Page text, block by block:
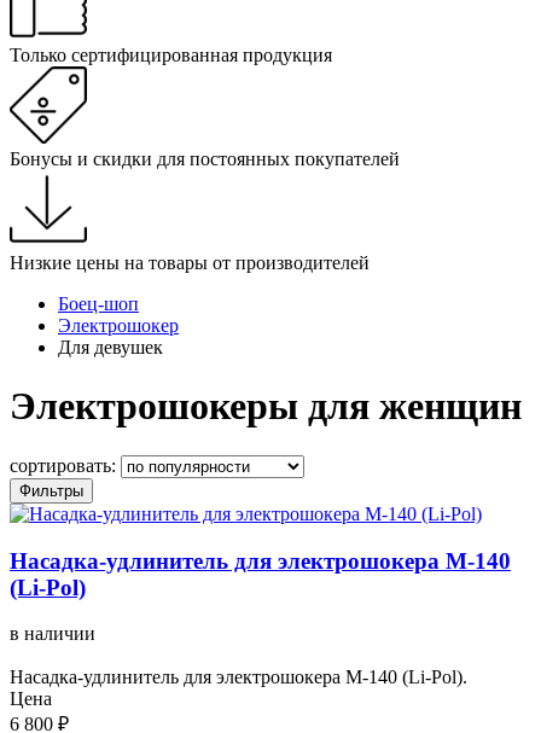
Только сертифицированная продукция
Бонусы и скидки для постоянных покупателей
Низкие цены на товары от производителей
Боец-шоп
Электрошокер
Для девушек
Электрошокеры для женщин
сортировать:
Фильтры
Насадка-удлинитель для электрошокера М-140
(Li-Pol)
в наличии
Насадка-удлинитель для электрошокера М-140 (Li-Pol).
Цена
6 800 ₽